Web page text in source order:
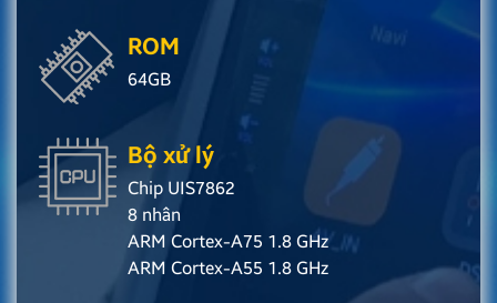
ROM
64GB
Bộ xử lý
Chip UIS7862
8 nhân
ARM Cortex-A75 1.8 GHz
ARM Cortex-A55 1.8 GHz